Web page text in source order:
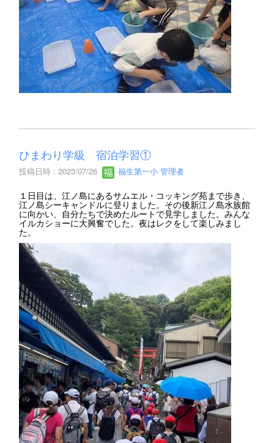
ひまわり学級 宿泊学習①
投稿日時 : 2023/07/26 福生第一小 管理者
１日目は、江ノ島にあるサムエル・コッキング苑まで歩き、
江ノ島シーキャンドルに登りました。その後新江ノ島水族館
に向かい、自分たちで決めたルートで見学しました。みんな
イルカショーに大興奮でした。夜はレクをして楽しみまし
た。